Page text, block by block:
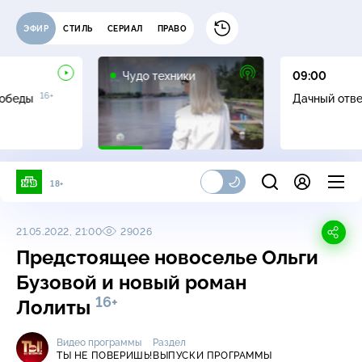
ЭФИР СТИЛЬ СЕРИАЛ ПРАВО
16+
Чудо техники
09:00
Дачный
18+
21.05.2022, 21:00 29026
Предстоящее новоселье Ольги
Бузовой и новый роман
Лолиты 16+
Видео программы
ТЫ НЕ ПОВЕРИШЬ!
Раздел
ВЫПУСКИ ПРОГРАММЫ